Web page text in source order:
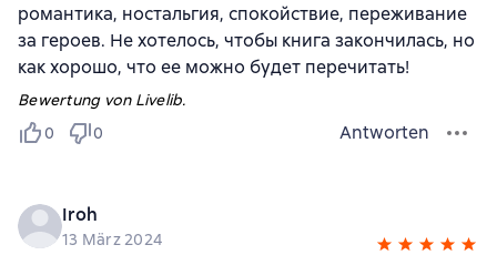
романтика, ностальгия, спокойствие, переживание
за героев. Не хотелось, чтобы книга закончилась, но
как хорошо, что ее можно будет перечитать!
Bewertung von Livelib.
0
0 Antworten
Iroh
13 März 2024